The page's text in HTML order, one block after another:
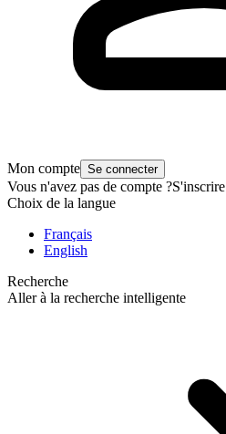
Mon compte Se connecter
Vous n'avez pas de compte ?S'inscrire
Choix de la langue
Français
English
Recherche
Aller à la recherche intelligente